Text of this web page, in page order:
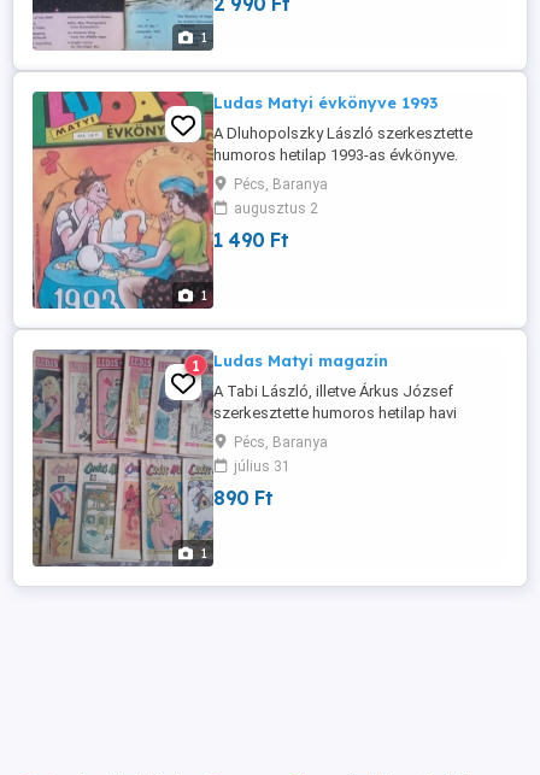
1
hiánytalanok, szakadás és firkamentesek.
1
Ludas Matyi évkönyve 1993
A Dluhopolszky László szerkesztette
humoros hetilap 1993-as évkönyve.
Hibátlan állapotban. Személyesen
átvehető Pécsett. Szállítás postával: előre
utalás után 1000 Ft
Pécs, Baranya
augusztus 2
1 490 Ft
1
1 Ludas Matyi magazin
A Tabi László, illetve Árkus József
szerkesztette humoros hetilap havi
magazinjának példányai: 74 7; 75 5, 7, 9,
11, 12; 76 2, 3; 84 2, 3, 4, 12; 85 6; 89 9, 11
számok. Láthatóan voltak olvasva,
forgatva, de a belső oldalak jó állapotban
Pécs, Baranya
július 31
890 Ft